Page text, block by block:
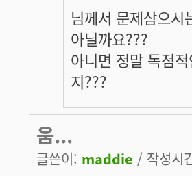
님께서 문제삼으
아닐까요???
아니면 정말 독점
지???
움...
글쓴이: maddie / 작성시